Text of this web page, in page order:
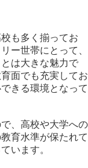
も多く揃ってお
ー世帯にとって、
は大きな魅力で
面でも充実してお
きる環境となって
、高校や大学への
育水準が保たれて
います。